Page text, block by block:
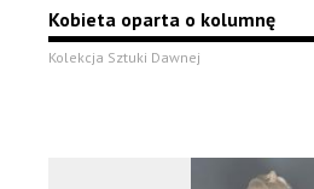
Kobieta oparta o kolumnę
Kolekcja Sztuki Dawnej